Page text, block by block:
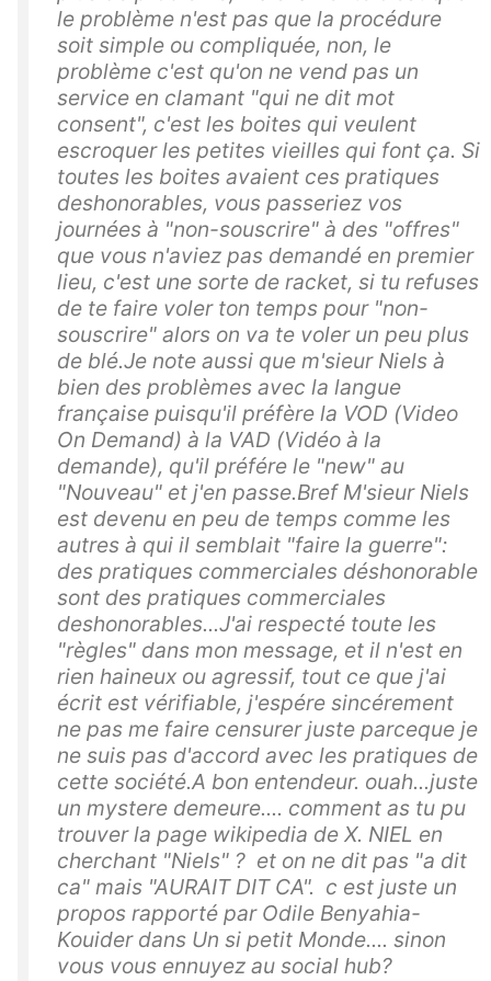
le problème n'est pas que la procédure
soit simple ou compliquée, non, le
problème c'est qu'on ne vend pas un
service en clamant "qui ne dit mot
consent", c'est les boites qui veulent
escroquer les petites vieilles qui font ça. Si
toutes les boites avaient ces pratiques
deshonorables, vous passeriez vos
journées à "non-souscrire" à des "offres"
que vous n'aviez pas demandé en premier
lieu, c'est une sorte de racket, si tu refuses
de te faire voler ton temps pour "non-
souscrire" alors on va te voler un peu plus
de blé.Je note aussi que m'sieur Niels à
bien des problèmes avec la langue
française puisqu'il préfère la VOD (Video
On Demand) à la VAD (Vidéo à la
demande), qu'il préfére le "new" au
"Nouveau" et j'en passe.Bref M'sieur Niels
est devenu en peu de temps comme les
autres à qui il semblait "faire la guerre":
des pratiques commerciales déshonorable
sont des pratiques commerciales
deshonorables...J'ai respecté toute les
"règles" dans mon message, et il n'est en
rien haineux ou agressif, tout ce que j'ai
écrit est vérifiable, j'espére sincérement
ne pas me faire censurer juste parceque je
ne suis pas d'accord avec les pratiques de
cette société.A bon entendeur. ouah...juste
un mystere demeure.... comment as tu pu
trouver la page wikipedia de X. NIEL en
cherchant "Niels" ? et on ne dit pas "a dit
ca" mais "AURAIT DIT CA". c est juste un
propos rapporté par Odile Benyahia-
Kouider dans Un si petit Monde.... sinon
vous vous ennuyez au social hub?